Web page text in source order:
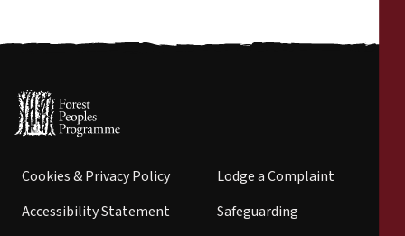
Cookies & Privacy Policy
Accessibility Statement
Lodge a Complaint
Safeguarding